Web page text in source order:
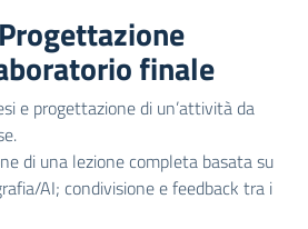
finale
e progettazione di un’attività da
di una lezione completa basata su
AI; condivisione e feedback tra i